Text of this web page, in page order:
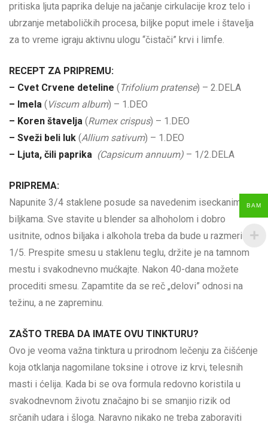
pritiska ljuta paprika deluje na jačanje cirkulacije kroz telo i
ubrzanje metaboličkih procesa, biljke poput imele i štavelja
za to vreme igraju aktivnu ulogu “čistači” krvi i limfe.
RECEPT ZA PRIPREMU:
– Cvet Crvene deteline (Trifolium pratense) – 2.DELA
– Imela (Viscum album) – 1.DEO
– Koren štavelja (Rumex crispus) – 1.DEO
– Sveži beli luk (Allium sativum) – 1.DEO
– Ljuta, čili paprika (Capsicum annuum) – 1/2.DELA
PRIPREMA:
Napunite 3/4 staklene posude sa navedenim iseckanim
biljkama. Sve stavite u blender sa alhoholom i dobro
usitnite, odnos biljaka i alkohola treba da bude u razmeri
1/5. Prespite smesu u staklenu teglu, držite je na tamnom
mestu i svakodnevno mućkajte. Nakon 40-dana možete
procediti smesu. Zapamtite da se reč „delovi” odnosi na
težinu, a ne zapreminu.
ZAŠTO TREBA DA IMATE OVU TINKTURU?
Ovo je veoma važna tinktura u prirodnom lečenju za čišćenje
koja otklanja nagomilane toksine i otrove iz krvi, telesnih
masti i ćelija. Kada bi se ova formula redovno koristila u
svakodnevnom životu značajno bi se smanjio rizik od
srčanih udara i šloga. Naravno nikako ne treba zaboraviti
BAM